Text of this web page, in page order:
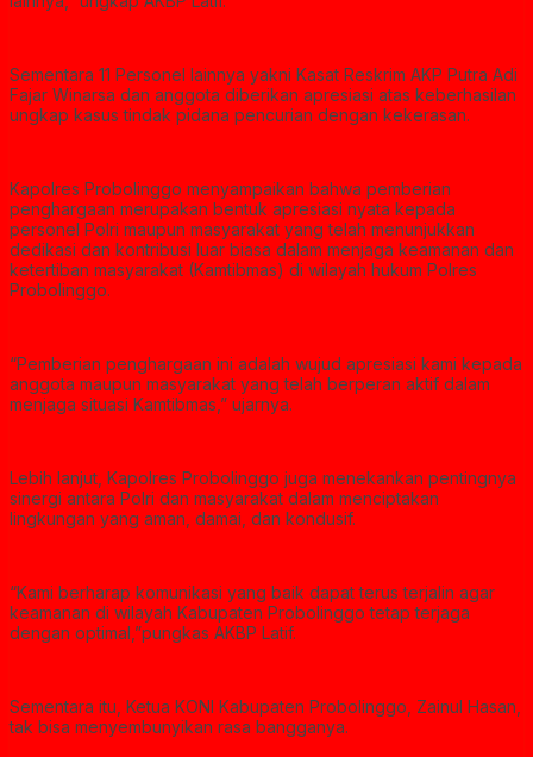
Sementara 11 Personel lainnya yakni Kasat Reskrim AKP Putra Adi
Fajar Winarsa dan anggota diberikan apresiasi atas keberhasilan
ungkap kasus tindak pidana pencurian dengan kekerasan.
Kapolres Probolinggo menyampaikan bahwa pemberian
penghargaan merupakan bentuk apresiasi nyata kepada
personel Polri maupun masyarakat yang telah menunjukkan
dedikasi dan kontribusi luar biasa dalam menjaga keamanan dan
ketertiban masyarakat (Kamtibmas) di wilayah hukum Polres
Probolinggo.
“Pemberian penghargaan ini adalah wujud apresiasi kami kepada
anggota maupun masyarakat yang telah berperan aktif dalam
menjaga situasi Kamtibmas,” ujarnya.
Lebih lanjut, Kapolres Probolinggo juga menekankan pentingnya
sinergi antara Polri dan masyarakat dalam menciptakan
lingkungan yang aman, damai, dan kondusif.
“Kami berharap komunikasi yang baik dapat terus terjalin agar
keamanan di wilayah Kabupaten Probolinggo tetap terjaga
dengan optimal,”pungkas AKBP Latif.
Sementara itu, Ketua KONI Kabupaten Probolinggo, Zainul Hasan,
tak bisa menyembunyikan rasa bangganya.